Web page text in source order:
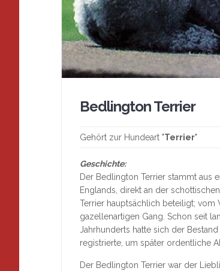
Bedlington Terrier
Gehört zur Hundeart "Terrier"
Geschichte:
Der Bedlington Terrier stammt aus
Englands, direkt an der
Terrier hauptsächlich beteiligt;
gazellenartigen Gang. Schon seit
Jahrhunderts hatte sich der
registrierte, um später ordentliche
Der Bedlington Terrier war der